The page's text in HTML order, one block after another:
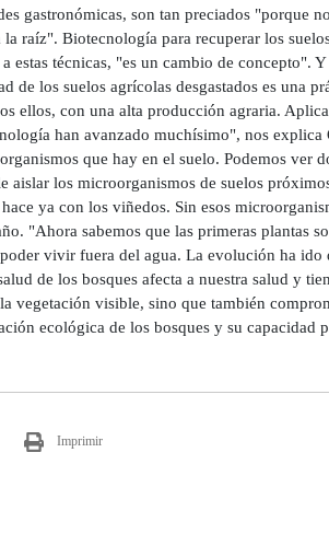
gastronómicas, son tan preciados "porque
raíz". Biotecnología para recuperar los
estas técnicas, "es un cambio de concepto".
de los suelos agrícolas desgastados es una
ellos, con una alta producción agraria.
han avanzado muchísimo", nos
que hay en el suelo. Podemos ver
aislar los microorganismos de suelos
ya con los viñedos. Sin esos
"Ahora sabemos que las primeras plantas
vivir fuera del agua. La evolución ha
de los bosques afecta a nuestra salud y
vegetación visible, sino que también
ecológica de los bosques y su capacidad
Imprimir